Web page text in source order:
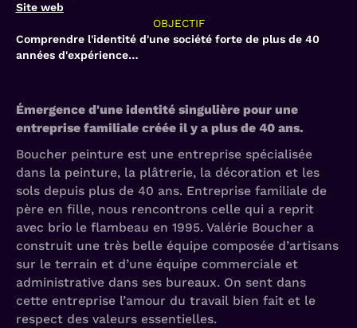
Site web
OBJECTIF
Comprendre l'identité d'une société forte de plus de 40
années d'expérience…
Émergence d'une identité singulière pour une
entreprise familiale créée il y a plus de 40 ans.
Boucher peinture est une entreprise spécialisée
dans la peinture, la plâtrerie, la décoration et les
sols depuis plus de 40 ans. Entreprise familiale de
père en fille, nous rencontrons celle qui a reprit
avec brio le flambeau en 1995. Valérie Boucher a
construit une très belle équipe composée d’artisans
sur le terrain et d’une équipe commerciale et
administrative dans ses bureaux. On sent dans
cette entreprise l’amour du travail bien fait et le
respect des valeurs essentielles.